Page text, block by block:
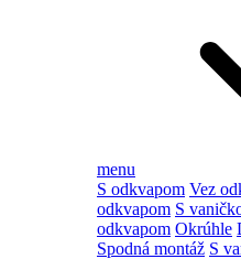
menu
S odkvapom Vez
odkvapom S
odkvapom Okrúhle
Spodná montáž S